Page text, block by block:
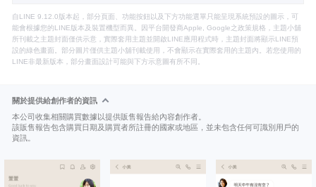
自LINE 9.12.0版本起，部分頁面、功能按鈕以及下方功能選單只能呈現系統預設的圖示，可
能會根據您的LINE版本及裝置機型而異。因平台開發商Apple, Google之政策規格，主題小舖
所刊載之主題封面僅供示意，實際套用主題並開啟LINE應用程式時，主題封面將顯示LINE預
設的綠色畫面。部分圖片僅供主題小舖刊載使用，不會顯示在實際套用的主題內。若您使用的
LINE非最新版本，部分畫面設計可能與下方示意圖有所不同。
關於提供給創作者的資訊
本公司收集相關購買數據以提供販售報告給內容創作者。
該販售報告包含購買日期及購買者所註冊的國家或地區，並未包含任何可識別用戶的
資訊。